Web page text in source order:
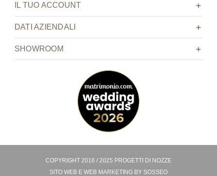
IL TUO ACCOUNT
DATI AZIENDALI
SHOWROOM
COPYRIGHT 2016 / 2025 PROGETTI DI NOZZE
SITO WEB E WEB MARKETING BY SOSSEO